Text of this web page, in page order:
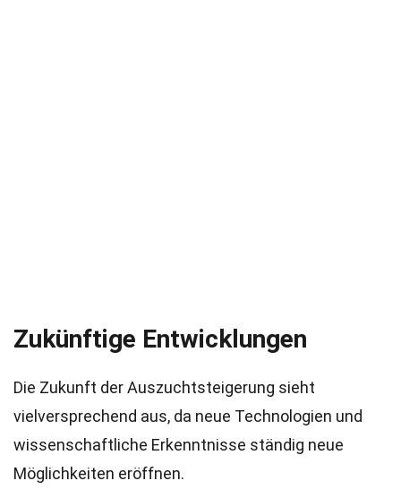
Zukünftige Entwicklungen
Die Zukunft der Auszuchtsteigerung sieht
vielversprechend aus, da neue Technologien und
wissenschaftliche Erkenntnisse ständig neue
Möglichkeiten eröffnen.